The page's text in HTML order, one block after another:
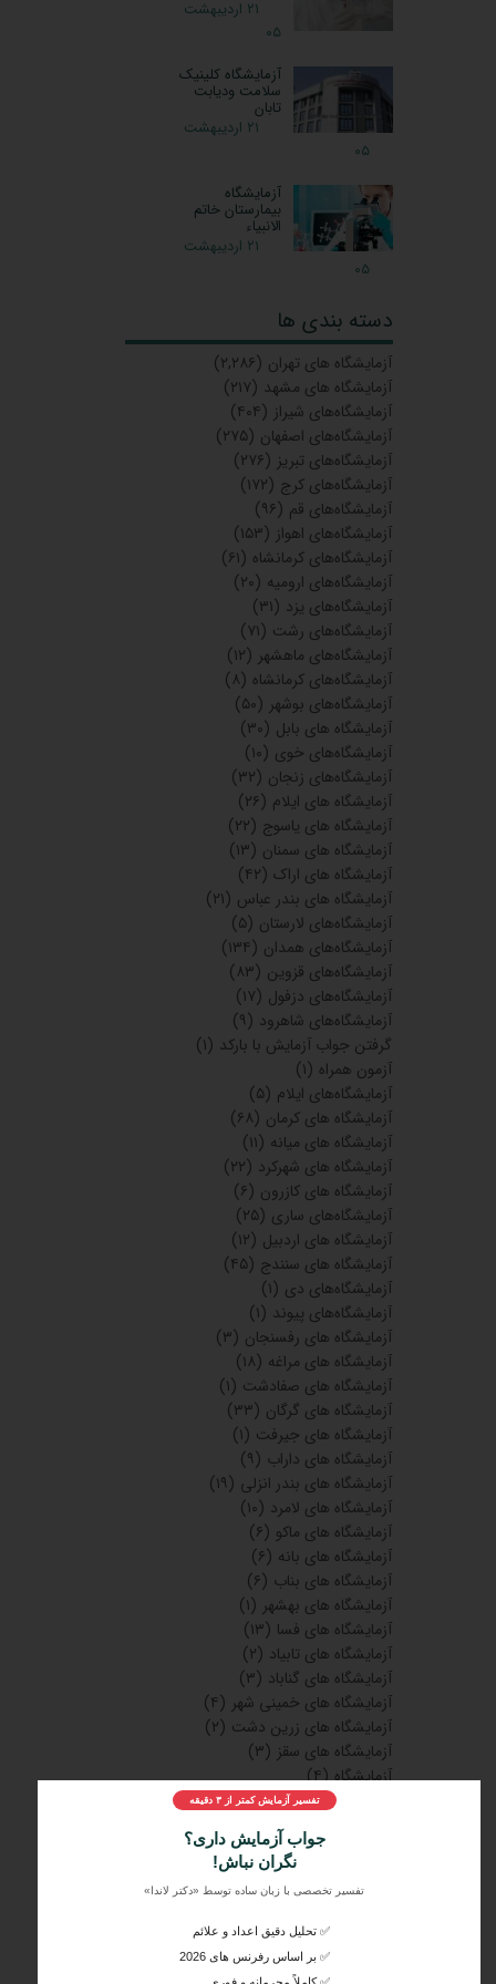
۲۱ اردیبهشت
۰۵
آزمایشگاه کلینیک
سلامت ودیابت
تابان
۲۱ اردیبهشت
۰۵
آزمایشگاه
بیمارستان خاتم
الانبیاء
۲۱ اردیبهشت
۰۵
دسته بندی ها
آزمایشگاه‌ های تهران (۲,۲۸۶)
آزمایشگاه های مشهد (۲۱۷)
آزمایشگاه‌های شیراز (۴۰۴)
آزمایشگاه‌های اصفهان (۲۷۵)
آزمایشگاه‌های تبریز (۲۷۶)
آزمایشگاه‌های کرج (۱۷۲)
آزمایشگاه‌های قم (۹۶)
آزمایشگاه‌های اهواز (۱۵۳)
آزمایشگاه‌های کرمانشاه (۶۱)
آزمایشگاه‌های ارومیه (۲۰)
آزمایشگاه‌های یزد (۳۱)
آزمایشگاه‌های رشت (۷۱)
آزمایشگاه‌های ماهشهر (۱۲)
آزمایشگاه‌های کرمانشاه (۸)
آزمایشگاه‌های بوشهر (۵۰)
آزمایشگاه های بابل (۳۰)
آزمایشگاه‌های خوی (۱۰)
آزمایشگاه‌های زنجان (۳۲)
آزمایشگاه های ایلام (۲۶)
آزمایشگاه های یاسوج (۲۲)
آزمایشگاه های سمنان (۱۳)
آزمایشگاه های اراک (۴۲)
آزمایشگاه های بندر عباس (۲۱)
آزمایشگاه‌های لارستان (۵)
آزمایشگاه‌های همدان (۱۳۴)
آزمایشگاه‌های قزوین (۸۳)
آزمایشگاه‌های دزفول (۱۷)
آزمایشگاه‌های شاهرود (۹)
گرفتن جواب آزمایش با بارکد (۱)
آزمون همراه (۱)
آزمایشگاه‌های ایلام (۵)
آزمایشگاه های کرمان (۶۸)
آزمایشگاه های میانه (۱۱)
آزمایشگاه های شهرکرد (۲۲)
آزمایشگاه های کازرون (۶)
آزمایشگاه‌های ساری (۲۵)
آزمایشگاه های اردبیل (۱۲)
آزمایشگاه های سنندج (۴۵)
آزمایشگاه‌های دی (۱)
آزمایشگاه‌های پیوند (۱)
آزمایشگاه های رفسنجان (۳)
آزمایشگاه های مراغه (۱۸)
آزمایشگاه های صفادشت (۱)
آزمایشگاه های گرگان (۳۳)
آزمایشگاه های جیرفت (۱)
آزمایشگاه های داراب (۹)
آزمایشگاه های بندر انزلی (۱۹)
آزمایشگاه های لامرد (۱۰)
آزمایشگاه های ماکو (۶)
آزمایشگاه های بانه (۶)
آزمایشگاه های بناب (۶)
آزمایشگاه های بهشهر (۱)
آزمایشگاه های فسا (۱۳)
آزمایشگاه های تابیاد (۲)
آزمایشگاه های گناباد (۳)
آزمایشگاه های خمینی شهر (۴)
آزمایشگاه های زرین دشت (۲)
آزمایشگاه های سقز (۳)
آزمایشگاه (۴)
سونوگرافی (۳)
سونوگرافی‌های اهواز
مراکز تصویربرداری (۱۵)
آزمایشگاه های چالوس (۱۵)
آزمایشگاه های بهبهان (۱۸)
سونوگرافی های تهران
سونوگرافی های کرج
(۳)
سونوگرافی های اصفهان (۲)
تفسیر آزمایش کمتر از ۳ دقیقه
جواب آزمایش داری؟
نگران نباش!
تفسیر تخصصی با زبان ساده توسط «دکتر لاندا»
✅ تحلیل دقیق اعداد و علائم
✅ بر اساس رفرنس های 2026